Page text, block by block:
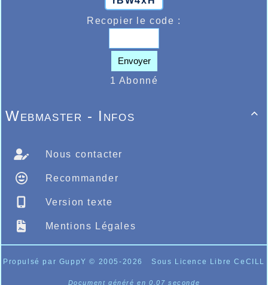
Recopier le code :
Envoyer
1 Abonné

Webmaster - Infos
Nous contacter
Recommander
Version texte
Mentions Légales
Propulsé par GuppY© 2005-2026 Sous Licence Libre CeCILL
Document généré en 0.07 seconde